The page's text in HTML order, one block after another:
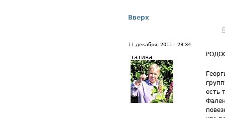
Вверх
11 декабря, 2011 - 23:34
татива
есть